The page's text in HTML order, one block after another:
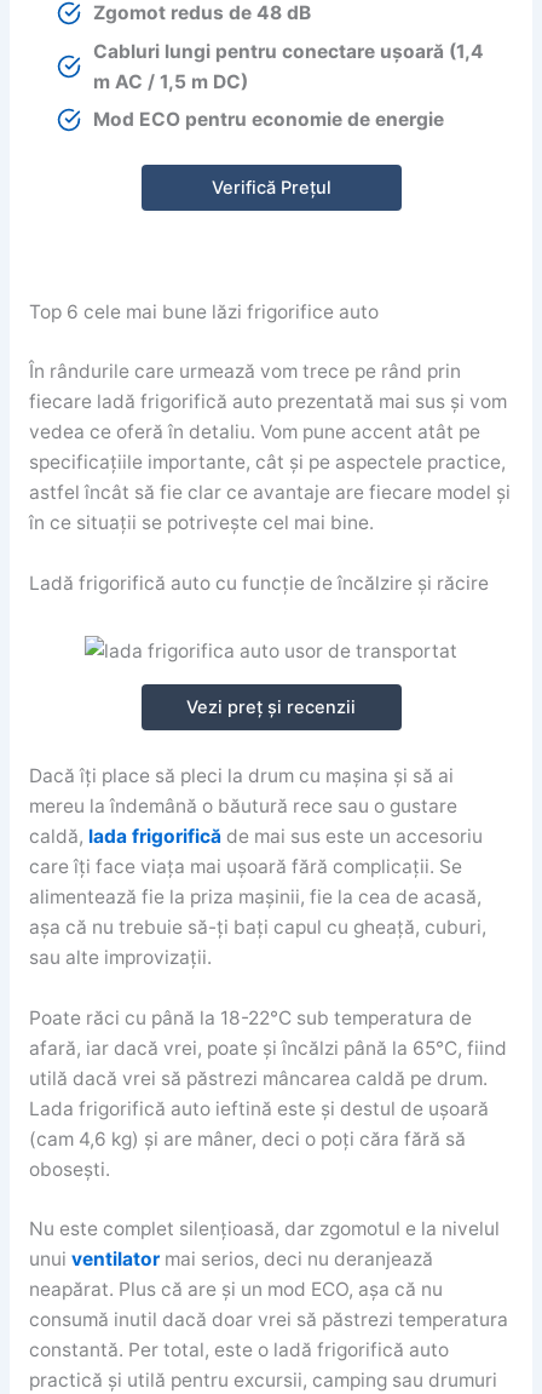
Zgomot redus de 48 dB
Cabluri lungi pentru conectare ușoară (1,4
m AC / 1,5 m DC)
Mod ECO pentru economie de energie
Verifică Prețul
Top 6 cele mai bune lăzi frigorifice auto
În rândurile care urmează vom trece pe rând prin
fiecare ladă frigorifică auto prezentată mai sus și vom
vedea ce oferă în detaliu. Vom pune accent atât pe
specificațiile importante, cât și pe aspectele practice,
astfel încât să fie clar ce avantaje are fiecare model și
în ce situații se potrivește cel mai bine.
Ladă frigorifică auto cu funcție de încălzire și răcire
Vezi preț și recenzii
Dacă îți place să pleci la drum cu mașina și să ai
mereu la îndemână o băutură rece sau o gustare
caldă, lada frigorificăde mai sus este un accesoriu
care îți face viața mai ușoară fără complicații. Se
alimentează fie la priza mașinii, fie la cea de acasă,
așa că nu trebuie să-ți bați capul cu gheață, cuburi,
sau alte improvizații.
Poate răci cu până la 18-22°C sub temperatura de
afară, iar dacă vrei, poate și încălzi până la 65°C, fiind
utilă dacă vrei să păstrezi mâncarea caldă pe drum.
Lada frigorifică auto ieftină este și destul de ușoară
(cam 4,6 kg) și are mâner, deci o poți căra fără să
obosești.
Nu este complet silențioasă, dar zgomotul e la nivelul
unui ventilatormai serios, deci nu deranjează
neapărat. Plus că are și un mod ECO, așa că nu
consumă inutil dacă doar vrei să păstrezi temperatura
constantă. Per total, este o ladă frigorifică auto
practică și utilă pentru excursii, camping sau drumuri